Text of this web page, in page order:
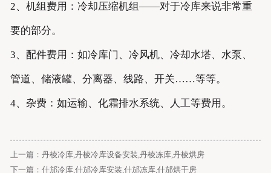
2、机组费用：冷却压缩机组——对于冷库来说非常重
要的部分。
3、配件费用：如冷库门、冷风机、冷却水塔、水泵、
管道、储液罐、分离器、线路、开关……等等。
4、杂费：如运输、化霜排水系统、人工等费用。
上一篇： 丹棱冷库,丹棱冷库设备安装,丹棱冻库,丹棱烘房
下一篇： 什邡冷库,什邡冷库安装,什邡冻库,什邡烘干房